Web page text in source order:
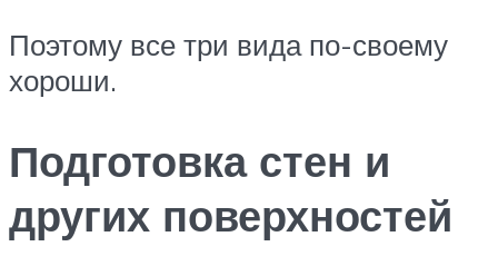
Поэтому все три вида по-своему
хороши.
Подготовка стен и
других поверхностей